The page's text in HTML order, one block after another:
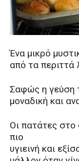
Ένα μικρό
από τα περιττά
Σαφώς η γεύση
μοναδική και
Οι πατάτες στο
πιο
υγιεινή και